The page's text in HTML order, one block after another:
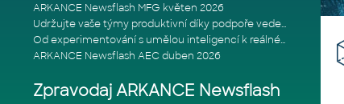
ARKANCE Newsflash MFG květen 2026
Udržujte vaše týmy produktivní díky podpoře vedené odborníky
Od experimentování s umělou inteligencí k reálnému dopadu na podniká
ARKANCE Newsflash AEC duben 2026
Zpravodaj ARKANCE Newsflash